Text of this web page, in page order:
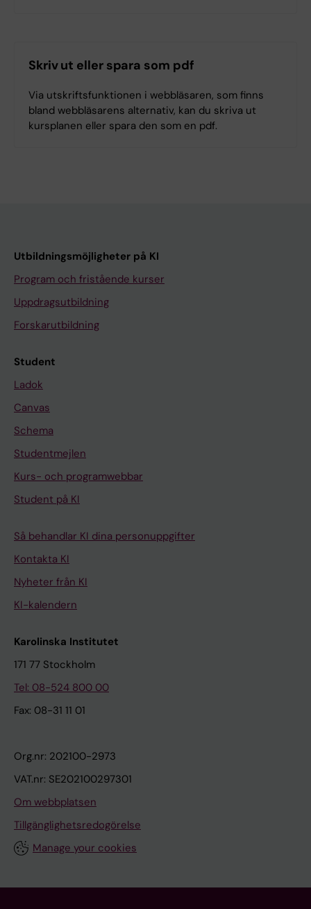
Skriv ut eller spara som pdf
Via utskriftsfunktionen i webbläsaren, som finns
bland webbläsarens alternativ, kan du skriva ut
kursplanen eller spara den som en pdf.
Utbildningsmöjligheter på KI
Program och fristående kurser
Uppdragsutbildning
Forskarutbildning
Student
Ladok
Canvas
Schema
Studentmejlen
Kurs- och programwebbar
Student på KI
Så behandlar KI dina personuppgifter
Kontakta KI
Nyheter från KI
KI-kalendern
Karolinska Institutet
171 77 Stockholm
Tel: 08-524 800 00
Fax: 08-31 11 01
Org.nr: 202100-2973
VAT.nr: SE202100297301
Om webbplatsen
Tillgänglighetsredogörelse
Manage your cookies